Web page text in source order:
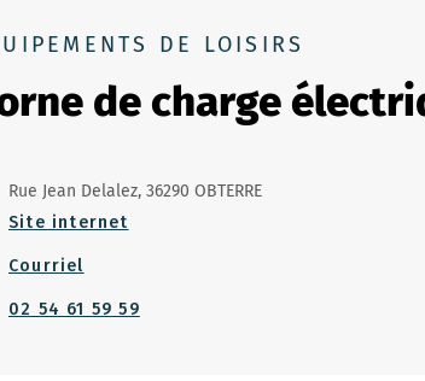
DE LOISIRS
de charge
Rue Jean Delalez, 36290 OBTERRE
Site internet
Courriel
02 54 61 59 59